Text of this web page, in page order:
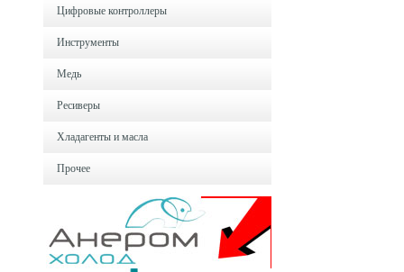
Цифровые контроллеры
Инструменты
Медь
Ресиверы
Хладагенты и масла
Прочее